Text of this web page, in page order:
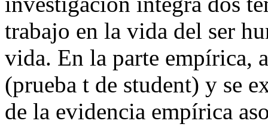
trabajo en la vida del ser
vida. En la parte empírica,
(prueba t de student) y se
de la evidencia empírica